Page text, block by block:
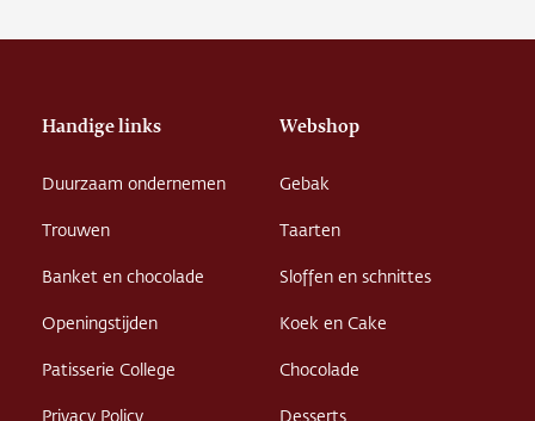
Handige links
Duurzaam ondernemen
Trouwen
Banket en chocolade
Openingstijden
Patisserie College
Privacy Policy
Webshop
Gebak
Taarten
Sloffen en schnittes
Koek en Cake
Chocolade
Desserts